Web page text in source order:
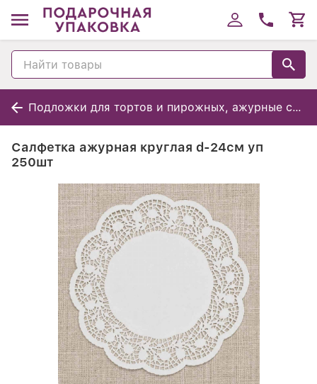
Подложки для тортов и пирожных, ажурные салфетки
Салфетка ажурная круглая d-24см уп
250шт